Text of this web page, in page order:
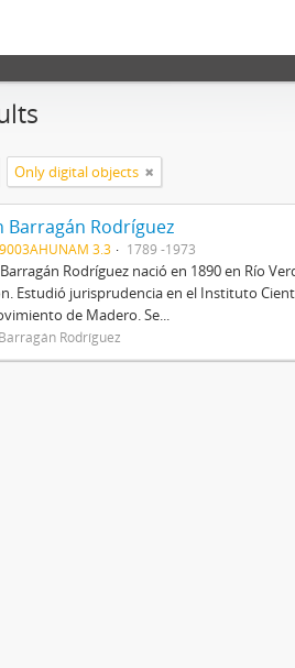
Only digital objects
Barragán Rodríguez
3.3 1789 -1973
Barragán Rodríguez nació en 1890 en Río
Estudió jurisprudencia en el Instituto
de Madero. Se...
Rodríguez